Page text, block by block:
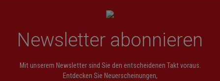
Newsletter abonnieren
Mit unserem Newsletter sind Sie den entscheidenen Takt voraus.
Entdecken Sie Neuerscheinungen,